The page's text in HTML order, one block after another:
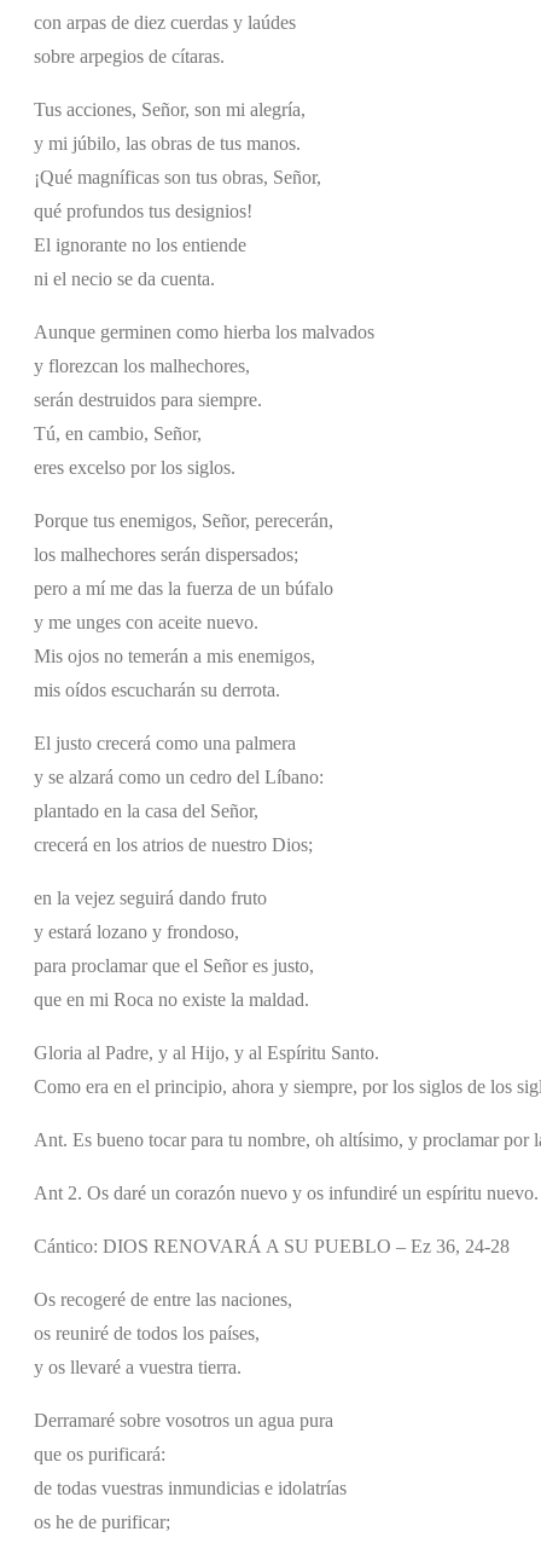
con arpas de diez cuerdas y laúdes
sobre arpegios de cítaras.
Tus acciones, Señor, son mi alegría,
y mi júbilo, las obras de tus manos.
¡Qué magníficas son tus obras, Señor,
qué profundos tus designios!
El ignorante no los entiende
ni el necio se da cuenta.
Aunque germinen como hierba los malvados
y florezcan los malhechores,
serán destruidos para siempre.
Tú, en cambio, Señor,
eres excelso por los siglos.
Porque tus enemigos, Señor, perecerán,
los malhechores serán dispersados;
pero a mí me das la fuerza de un búfalo
y me unges con aceite nuevo.
Mis ojos no temerán a mis enemigos,
mis oídos escucharán su derrota.
El justo crecerá como una palmera
y se alzará como un cedro del Líbano:
plantado en la casa del Señor,
crecerá en los atrios de nuestro Dios;
en la vejez seguirá dando fruto
y estará lozano y frondoso,
para proclamar que el Señor es justo,
que en mi Roca no existe la maldad.
Gloria al Padre, y al Hijo, y al Espíritu Santo.
Como era en el principio, ahora y siempre, por los siglos de los
Ant. Es bueno tocar para tu nombre, oh altísimo, y proclamar por
Ant 2. Os daré un corazón nuevo y os infundiré un espíritu nuevo.
Cántico: DIOS RENOVARÁ A SU PUEBLO – Ez 36, 24-28
Os recogeré de entre las naciones,
os reuniré de todos los países,
y os llevaré a vuestra tierra.
Derramaré sobre vosotros un agua pura
que os purificará:
de todas vuestras inmundicias e idolatrías
os he de purificar;